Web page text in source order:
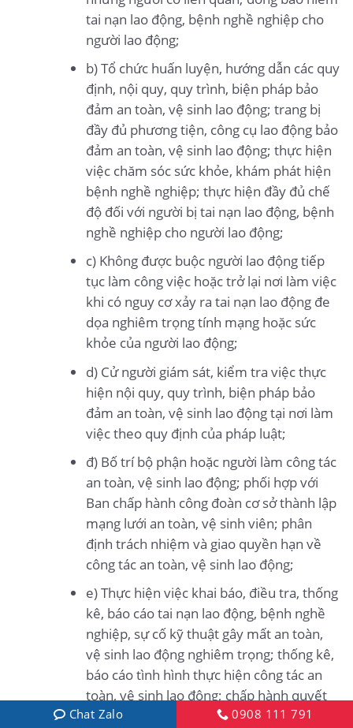
tai nạn lao động, bệnh nghề nghiệp cho
người lao động;
b) Tổ chức huấn luyện, hướng dẫn các quy
định, nội quy, quy trình, biện pháp bảo
đảm an toàn, vệ sinh lao động; trang bị
đầy đủ phương tiện, công cụ lao động bảo
đảm an toàn, vệ sinh lao động; thực hiện
việc chăm sóc sức khỏe, khám phát hiện
bệnh nghề nghiệp; thực hiện đầy đủ chế
độ đối với người bị tai nạn lao động, bệnh
nghề nghiệp cho người lao động;
c) Không được buộc người lao động tiếp
tục làm công việc hoặc trở lại nơi làm việc
khi có nguy cơ xảy ra tai nạn lao động đe
dọa nghiêm trọng tính mạng hoặc sức
khỏe của người lao động;
d) Cử người giám sát, kiểm tra việc thực
hiện nội quy, quy trình, biện pháp bảo
đảm an toàn, vệ sinh lao động tại nơi làm
việc theo quy định của pháp luật;
đ) Bố trí bộ phận hoặc người làm công tác
an toàn, vệ sinh lao động; phối hợp với
Ban chấp hành công đoàn cơ sở thành lập
mạng lưới an toàn, vệ sinh viên; phân
định trách nhiệm và giao quyền hạn về
công tác an toàn, vệ sinh lao động;
e) Thực hiện việc khai báo, điều tra, thống
kê, báo cáo tai nạn lao động, bệnh nghề
nghiệp, sự cố kỹ thuật gây mất an toàn,
vệ sinh lao động nghiêm trọng; thống kê,
báo cáo tình hình thực hiện công tác an
toàn, vệ sinh lao động; chấp hành quyết
định của thanh tra chuyên ngành về an
Chat Zalo 0908 111 791